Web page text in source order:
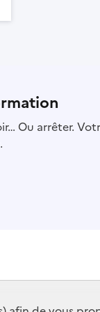
Ou arrêter.